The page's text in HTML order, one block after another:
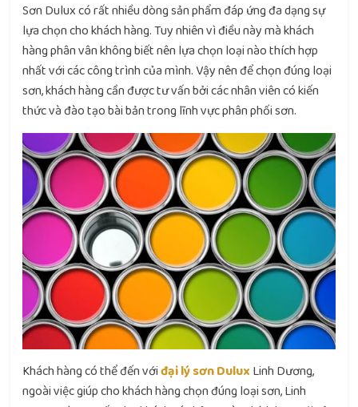
Sơn Dulux có rất nhiều dòng sản phẩm đáp ứng đa dạng sự
lựa chọn cho khách hàng. Tuy nhiên vì điều này mà khách
hàng phân vân không biết nên lựa chọn loại nào thích hợp
nhất với các công trình của mình. Vậy nên để chọn đúng loại
sơn, khách hàng cần được tư vấn bởi các nhân viên có kiến
thức và đào tạo bài bản trong lĩnh vực phân phối sơn.
Khách hàng có thể đến với ​đại lý sơn Dulux Linh Dương,
ngoài việc giúp cho khách hàng chọn đúng loại sơn, Linh